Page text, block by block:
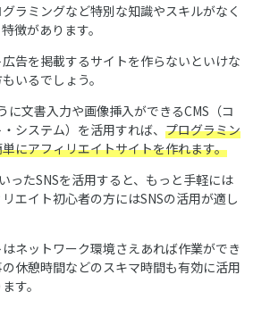
ラミングなど特別な知識やスキルがなく
徴があります。
広告を掲載するサイトを作らないといけな
いるでしょう。
に文書入力や画像挿入ができるCMS（コ
システム）を活用すれば、 プログラミン
にアフィリエイトサイトを作れます。
ったSNSを活用すると、もっと手軽には
エイト初心者の方にはSNSの活用が適し
ネットワーク環境さえあれば作業ができ
休憩時間などのスキマ時間も有効に活用
す。